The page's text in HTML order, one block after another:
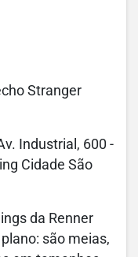
Stranger
Industrial, 600 -
Cidade São
da Renner
são meias,